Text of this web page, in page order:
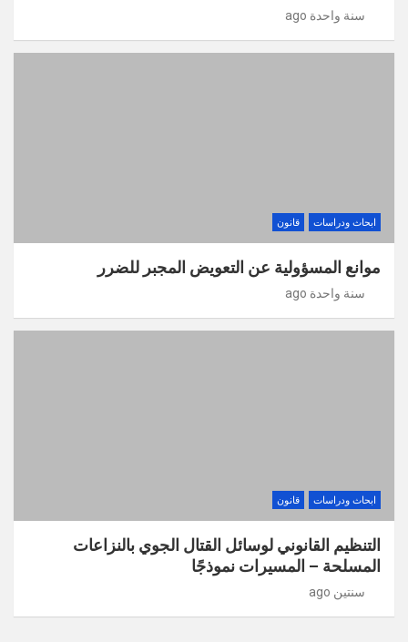
سنة واحدة ago
ابحاث ودراسات قانون
موانع المسؤولية عن التعويض المجبر للضرر
سنة واحدة ago
ابحاث ودراسات قانون
التنظيم القانوني لوسائل القتال الجوي بالنزاعات
المسلحة – المسيرات نموذجًا
سنتين ago